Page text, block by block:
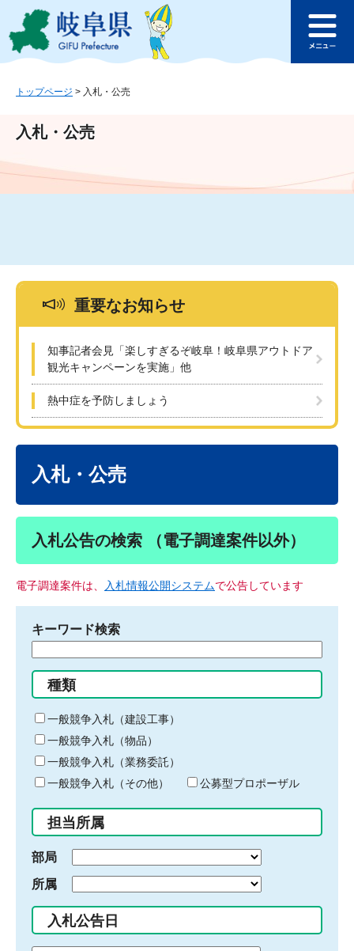
ジ
ュ
文
このページの本文へ
ュ
トップページ > 入札・公売
入札・公売
重要なお知らせ
知事記者会見「楽しすぎるぞ岐阜！岐阜県アウトドア
観光キャンペーンを実施」他
熱中症を予防しましょう
入札・公売
入札公告の検索 （電子調達案件以外）
電子調達案件は、 入札情報公開システムで公告しています
キーワード検索
る
キ
ー
ワ
ー
ド
入
力
種類
一般競争入札（建設工事）
一般競争入札（物品）
一般競争入札（業務委託）
一般競争入札（その他）
公募型プロポーザル
担当所属
部局
所属
入札公告日